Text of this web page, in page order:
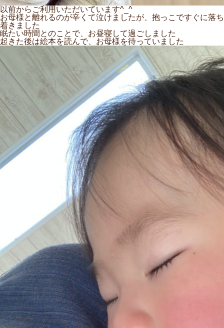
以前からご利用いただいています^_^
お母様と離れるのが辛くて泣けましたが、抱っこですぐに落ち
着きました
眠たい時間とのことで、お昼寝して過ごしました
起きた後は絵本を読んで、お母様を待っていました